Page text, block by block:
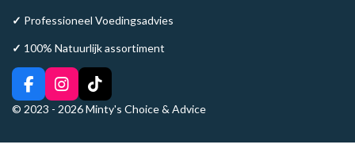
✓ Professioneel Voedingsadvies
✓ 100% Natuurlijk assortiment
F
a
I
n
T
i
© 2023 - 2026 Minty's Choice & Advice